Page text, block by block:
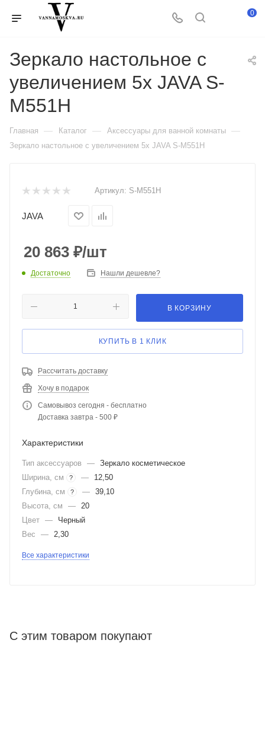
0
Зеркало настольное с
увеличением 5х JAVA S-
M551H
Главная — Каталог — Аксессуары для ванной комнаты —
Зеркало настольное с увеличением 5х JAVA S-M551H
Артикул: S-M551H
JAVA
20 863 ₽/шт
Достаточно Нашли дешевле?
В КОРЗИНУ
КУПИТЬ В 1 КЛИК
Рассчитать доставку
Хочу в подарок
Самовывоз сегодня - бесплатно
Доставка завтра - 500 ₽
Характеристики
Тип аксессуаров — Зеркало косметическое
Ширина, см
? —
12,50
Глубина, см
? — 39,10
Высота, см
— 20
Цвет —
Черный
Вес
— 2,30
Все характеристики
С этим товаром покупают